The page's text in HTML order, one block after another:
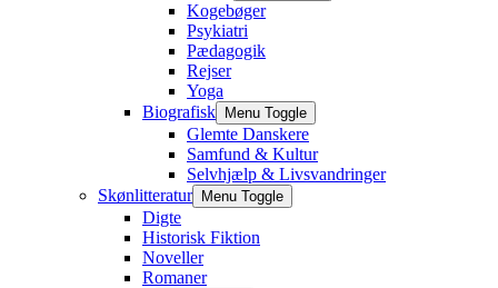
Kogebøger
Psykiatri
Pædagogik
Rejser
Yoga
Biografisk
Menu Toggle
Glemte Danskere
Samfund & Kultur
Selvhjælp & Livsvandringer
Skønlitteratur
Menu Toggle
Digte
Historisk Fiktion
Noveller
Romaner